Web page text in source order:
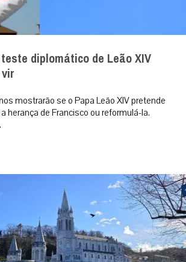
diplomático de Leão XIV
mostrarão se o Papa Leão XIV pretende
herança de Francisco ou reformulá-la.